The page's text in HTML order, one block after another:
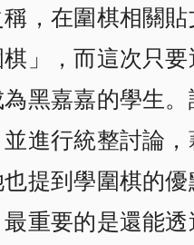
， 在圍棋相關
棋」，而這次只
為黑嘉嘉的學生
並進行統整討論
提到學圍棋的
最重要的是還能